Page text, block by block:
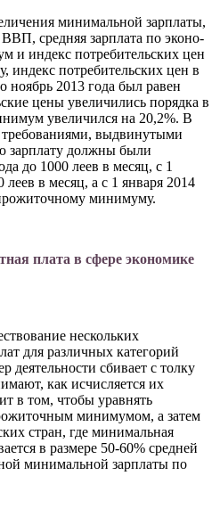
ми­нимальной зарплаты,
средняя зарплата по эконо­
и индекс по­требительских цен
индекс потребительских цен в
ноябрь 2013 года был равен
цены увеличились порядка в
увеличился на 20,2%. В
требованиями, выдвинутыми
зарплату должны были
до 1000 леев в месяц, с 1
леев в месяц, а с 1 января 2014
минимуму.
плата в сфере экономике
нескольких
для различных категорий
деятельности сбивает с толку
как ис­числяется их
в том, чтобы уравнять
минимумом, а затем
стран, где минимальная
в размере 50-60% средней
минимальной зар­платы по